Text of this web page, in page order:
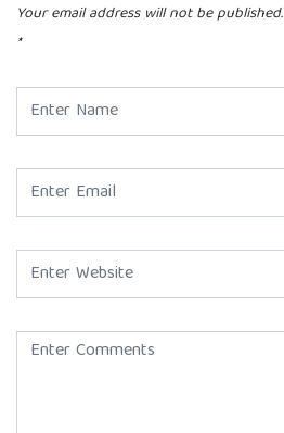
Your email address will not be published.
*